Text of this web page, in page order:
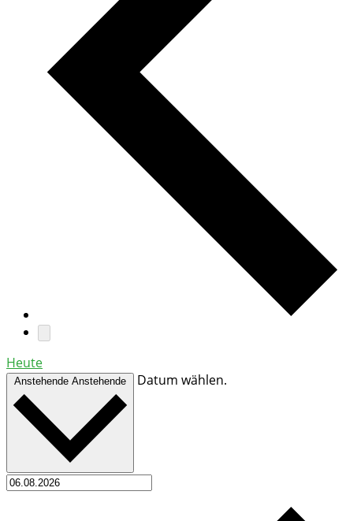
Heute
Anstehende Anstehende Datum wählen.